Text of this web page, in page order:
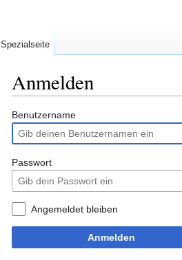
Anmelden
Zur
Navigation
springen
Zur
Suche
springen
Benutzername
Passwort
Angemeldet bleiben
Anmelden
Spezialseite